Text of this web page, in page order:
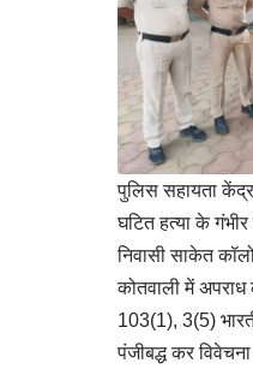
पुलिस सहायता
घटित हत्या के
निवासी साकेत
कोतवाली में
103(1), 3(5)
पंजीबद्ध कर